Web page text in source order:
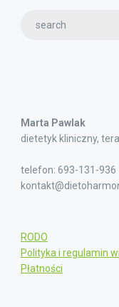
Marta Pawlak
dietetyk kliniczny,
telefon: 693-131-936
RODO
Polityka i regulamin
Płatności